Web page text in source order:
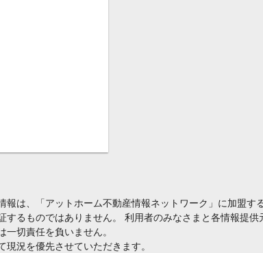
報は、「アットホーム不動産情報ネットワーク」に加盟
するものではありません。 利用者のみなさまと各情報提
一切責任を負いません。
況を優先させていただきます。